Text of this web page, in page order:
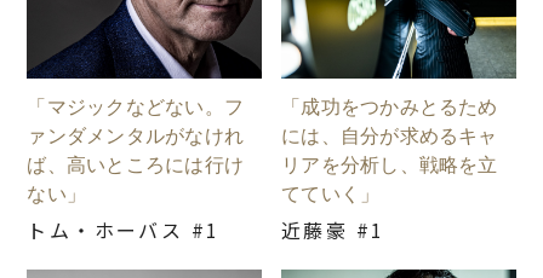
「マジックなどない。フ
ァンダメンタルがなけれ
ば、高いところには行け
ない」
トム・ホーバス #1
「成功をつかみとるため
には、自分が求めるキャ
リアを分析し、戦略を立
てていく」
近藤豪 #1